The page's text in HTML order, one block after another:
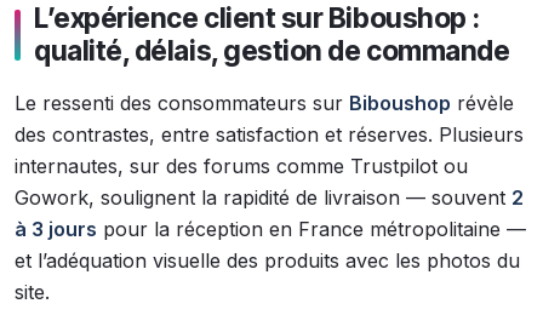
L’expérience client sur Biboushop :
qualité, délais, gestion de commande
Le ressenti des consommateurs sur Biboushop révèle
des contrastes, entre satisfaction et réserves. Plusieurs
internautes, sur des forums comme Trustpilot ou
Gowork, soulignent la rapidité de livraison — souvent 2
à 3 jours pour la réception en France métropolitaine —
et l’adéquation visuelle des produits avec les photos du
site.